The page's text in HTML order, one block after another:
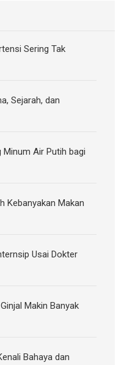
Sering Tak
Sejarah, dan
Minum Air Putih bagi
Kebanyakan Makan
Usai Dokter
Makin Banyak
Bahaya dan